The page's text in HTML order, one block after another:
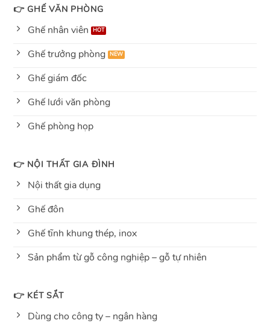
👉 GHẾ VĂN PHÒNG
Ghế nhân viên
Ghế trưởng phòng
Ghế giám đốc
Ghế lưới văn phòng
Ghế phòng họp
👉 NỘI THẤT GIA ĐÌNH
Nội thất gia dụng
Ghế đôn
Ghế tĩnh khung thép, inox
Sản phẩm từ gỗ công nghiệp – gỗ tự nhiên
👉 KÉT SẮT
Dùng cho công ty – ngân hàng